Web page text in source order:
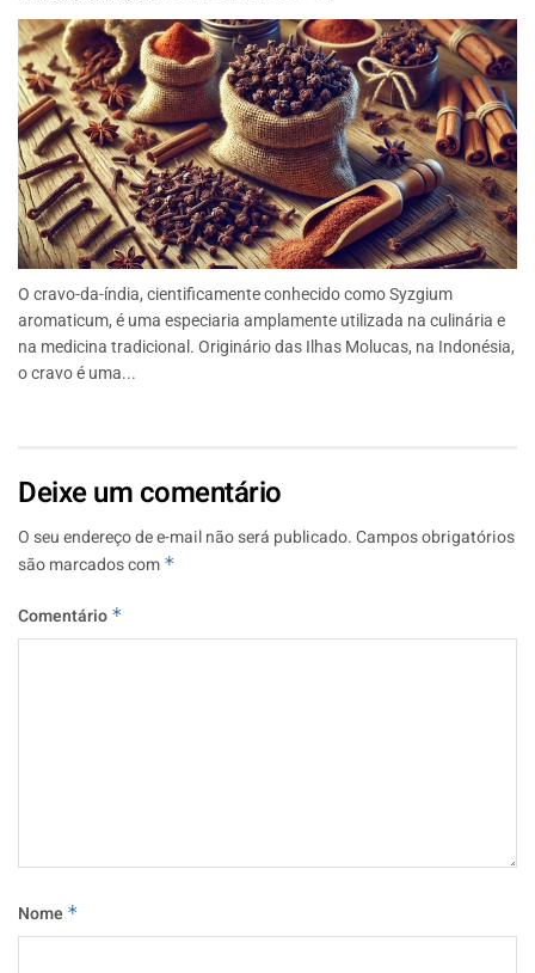
O cravo-da-índia, cientificamente conhecido como Syzgium
aromaticum, é uma especiaria amplamente utilizada na culinária e
na medicina tradicional. Originário das Ilhas Molucas, na Indonésia,
o cravo é uma...
Deixe um comentário
O seu endereço de e-mail não será publicado.Campos obrigatórios
são marcados com *
Comentário *
Nome *